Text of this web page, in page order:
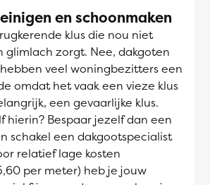
en schoonmaken
klus die nou niet
glimlach zorgt. Nee, dakgoten
veel woningbezitters een
omdat het vaak een vieze klus
een gevaarlijke klus.
hierin? Bespaar jezelf dan een
schakel een dakgootspecialist
relatief lage kosten
per meter) heb je jouw